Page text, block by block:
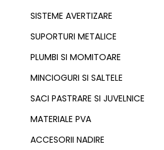
SISTEME AVERTIZARE
SUPORTURI METALICE
PLUMBI SI MOMITOARE
MINCIOGURI SI SALTELE
SACI PASTRARE SI JUVELNICE
MATERIALE PVA
ACCESORII NADIRE